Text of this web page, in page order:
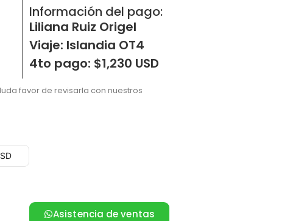
Información del pago:
Liliana Ruiz Origel
Viaje: Islandia OT4
4to pago: $1,230 USD
favor de revisarla con nuestros
Asistencia de ventas